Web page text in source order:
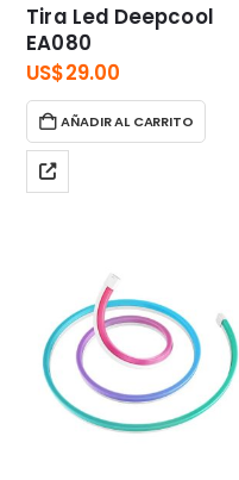
Tira Led Deepcool
EA080
US$29.00
AÑADIR AL CARRITO